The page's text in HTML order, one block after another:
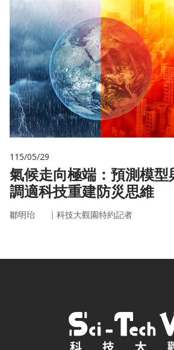
115/05/29
氣候走向極端：預測模型
調適科技重建防災思維
鄒明珆 ｜ 科技大觀園特約記者